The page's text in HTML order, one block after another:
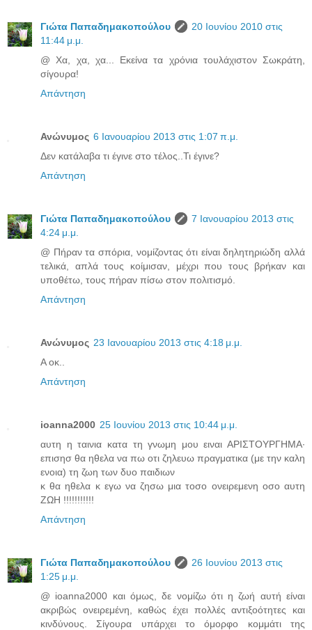
Γιώτα Παπαδημακοπούλου
20 Ιουνίου 2010 στις
11:44 μ.μ.
@ Χα, χα, χα... Εκείνα τα χρόνια τουλάχιστον Σωκράτη,
σίγουρα!
Απάντηση
Ανώνυμος 6 Ιανουαρίου 2013 στις 1:07 π.μ.
Δεν κατάλαβα τι έγινε στο τέλος..Τι έγινε?
Απάντηση
Γιώτα Παπαδημακοπούλου
7 Ιανουαρίου 2013 στις
4:24 μ.μ.
@ Πήραν τα σπόρια, νομίζοντας ότι είναι δηλητηριώδη αλλά
τελικά, απλά τους κοίμισαν, μέχρι που τους βρήκαν και
υποθέτω, τους πήραν πίσω στον πολιτισμό.
Απάντηση
Ανώνυμος 23 Ιανουαρίου 2013 στις 4:18 μ.μ.
A oκ..
Απάντηση
ioanna2000 25 Ιουνίου 2013 στις 10:44 μ.μ.
αυτη η ταινια κατα τη γνωμη μου ειναι ΑΡΙΣΤΟΥΡΓΗΜΑ·
επισησ θα ηθελα να πω οτι ζηλευω πραγματικα (με την καλη
ενοια) τη ζωη των δυο παιδιων
κ θα ηθελα κ εγω να ζησω μια τοσο ονειρεμενη οσο αυτη
ΖΩΗ !!!!!!!!!!!
Απάντηση
Γιώτα Παπαδημακοπούλου
26 Ιουνίου 2013 στις
1:25 μ.μ.
@ ioanna2000 και όμως, δε νομίζω ότι η ζωή αυτή είναι
ακριβώς ονειρεμένη, καθώς έχει πολλές αντιξοότητες και
κινδύνους. Σίγουρα υπάρχει το όμορφο κομμάτι της